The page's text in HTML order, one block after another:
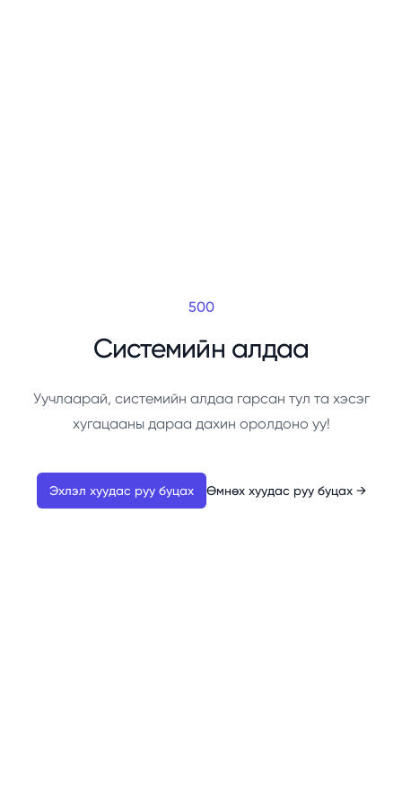
500
Системийн алдаа
Уучлаарай, системийн алдаа гарсан тул та хэсэг
хугацааны дараа дахин оролдоно уу!
Эхлэл хуудас руу буцах Өмнөх хуудас руу буцах →